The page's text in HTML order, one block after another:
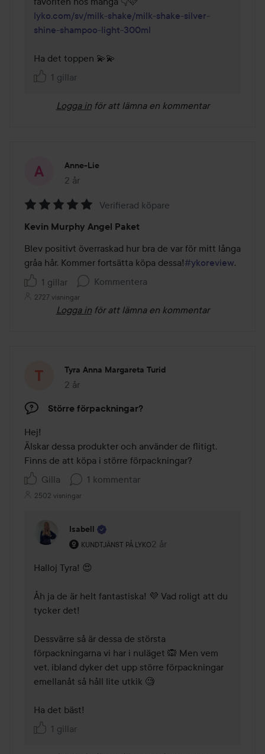
lyko.com/sv/milk-shake/milk-shake-silver-
shine-shampoo-light-300ml
Ha det toppen 💫💫
1 gillar
Logga in för att lämna en kommentar
Anne-Lie
2 år
Inlägget skapades 2 år
5
av
5
Verifierad köpare
Kevin Murphy Angel Paket
Blev positivt överraskad hur bra de var för mitt långa
gråa hår. Kommer fortsätta köpa dessa!#ykoreview.
1 gillar
Kommentera
2727 visningar
Logga in för att lämna en kommentar
Tyra Anna Margareta Turid
2 år
Inlägget skapades 2 år
Större förpackningar?
Hej!
Älskar dessa produkter och använder de flitigt.
Finns de att köpa i större förpackningar?
Gilla
1 kommentar
2502 visningar
Isabell
KUNDTJÄNST PÅ LYKO
Användarens roll: Kundtjänst på Lyko.
2 år
Kommentaren lades 2 år
Halloj Tyra! 😍
Åh ja de är helt fantastiska! 💜 Vad roligt att du
tycker det!
Dessvärre så är dessa de största
förpackningarna vi har i nuläget 🙉 Men vem
vet, ibland dyker det upp större förpackningar
emellanåt så håll lite utkik 🧐
Ha det bäst!
1 gillar